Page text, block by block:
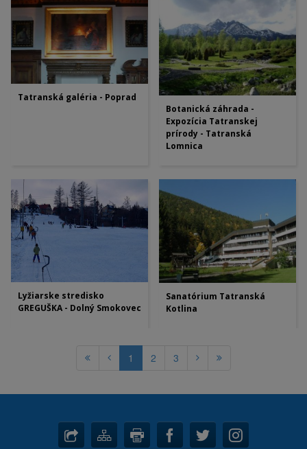
Tatranská galéria - Poprad
Botanická záhrada -
Expozícia Tatranskej
prírody - Tatranská
Lomnica
Lyžiarske stredisko
GREGUŠKA - Dolný Smokovec
Sanatórium Tatranská
Kotlina
1 2 3